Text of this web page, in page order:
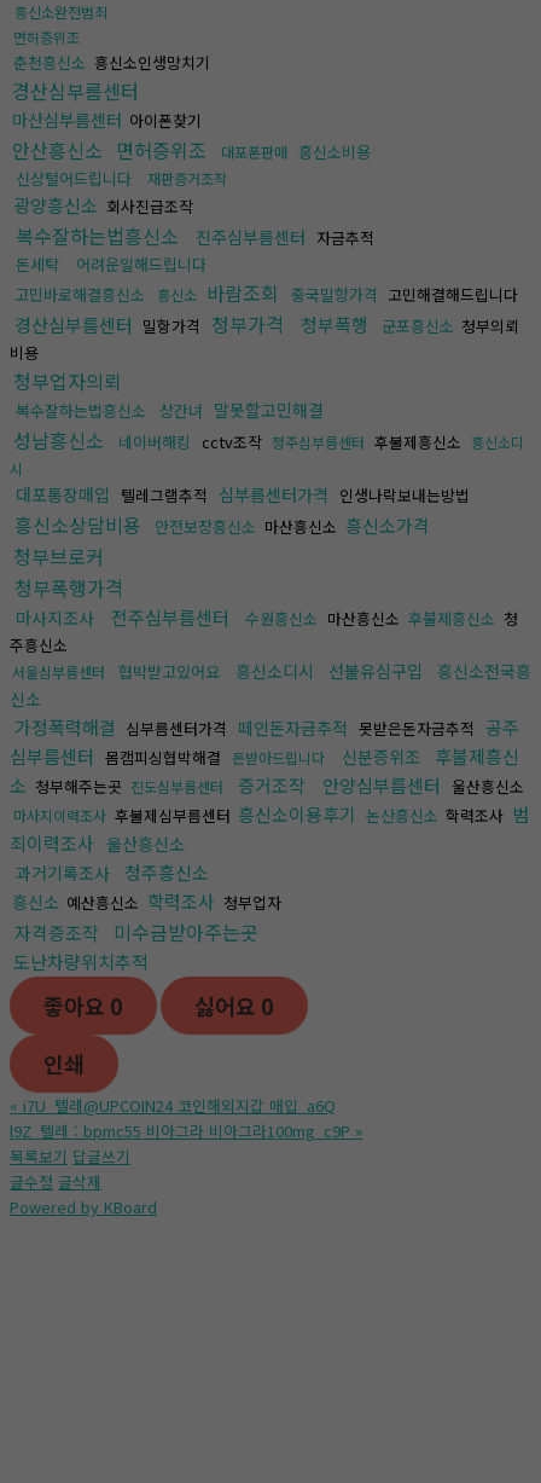
흥신소완전범죄
면허증위조
춘천흥신소 흥신소인생망치기
경산심부름센터
마산심부름센터 아이폰찾기
안산흥신소 면허증위조 대포폰판매 흥신소비용
신상털어드립니다
재판증거조작
광양흥신소 회사진급조작
복수잘하는법흥신소 진주심부름센터 자금추적
돈세탁
어려운일해드립니다
고민바로해결흥신소
흥신소 바람조회 중국밀항가격 고민해결해드립니다
경산심부름센터 밀항가격 청부가격 청부폭행 군포흥신소 청부의뢰
비용
청부업자의뢰
복수잘하는법흥신소 상간녀 말못할고민해결
성남흥신소 네이버해킹 cctv조작 청주심부름센터 후불제흥신소 흥신소디
시
대포통장매입 텔레그램추적 심부름센터가격 인생나락보내는방법
흥신소상담비용 안전보장흥신소 마산흥신소 흥신소가격
청부브로커
청부폭행가격
마사지조사 전주심부름센터 수원흥신소 마산흥신소 후불제흥신소 청
주흥신소
서울심부름센터 협박받고있어요 흥신소디시 선불유심구입
흥신소전국흥
신소
가정폭력해결 심부름센터가격 떼인돈자금추적 못받은돈자금추적
공주
심부름센터 몸캠피싱협박해결 돈받아드립니다 신분증위조
후불제흥신
소 청부해주는곳 진도심부름센터 증거조작 안양심부름센터 울산흥신소
마사지이력조사 후불제심부름센터 흥신소이용후기 논산흥신소 학력조사 범
죄이력조사 울산흥신소
과거기록조사
청주흥신소
흥신소 예산흥신소 학력조사 청부업자
자격증조작 미수금받아주는곳
도난차량위치추적
좋아요 0 싫어요 0
인쇄
« i7U_텔레@UPCOIN24 코인해외지갑 매입_a6Q
l9Z_텔레 : bpmc55 비아그라 비아그라100mg_c9P »
목록보기 답글쓰기
글수정 글삭제
Powered by KBoard